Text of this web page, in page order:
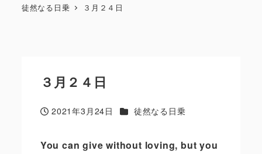
徒然なる日乗
３月２４日
３月２４日
投稿日
2021年3月24日 カテゴリー
徒然なる日乗
You can give without loving, but you